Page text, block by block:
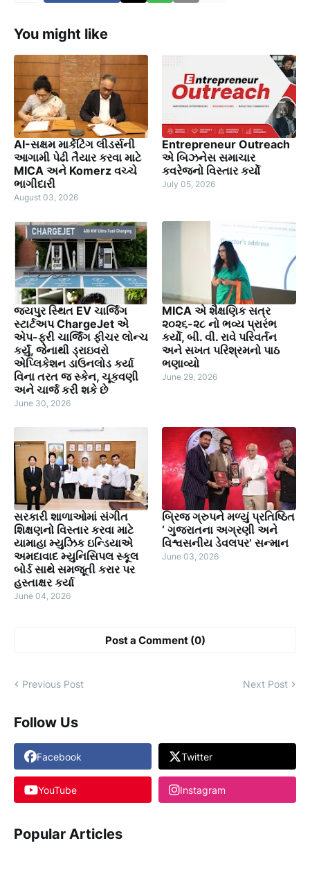
You might like
AI-સક્ષમ માર્કેટિંગ લીડર્સની
આગામી પેઢી તૈયાર કરવા માટે
MICA અને Komerz વચ્ચે
ભાગીદારી
August 03, 2026
Entrepreneur Outreach
એ બિઝનેસ સમાચાર
કવરેજનો વિસ્તાર કર્યો
July 05, 2026
જયપુર સ્થિત EV ચાર્જિંગ
સ્ટાર્ટઅપ ChargeJet એ
એપ-ફ્રી ચાર્જિંગ ફીચર લોન્ચ
કર્યું, જેનાથી ડ્રાઇવરો
એપ્લિકેશન ડાઉનલોડ કર્યા
વિના તરત જ સ્કેન, ચૂકવણી
અને ચાર્જ કરી શકે છે
June 30, 2026
MICA એ શૈક્ષણિક સત્ર
૨૦૨૬-૨૮ નો ભવ્ય પ્રારંભ
કર્યો, બી. વી. રાવે પરિવર્તન
અને સખત પરિશ્રમનો પાઠ
ભણાવ્યો
June 29, 2026
સરકારી શાળાઓમાં સંગીત
શિક્ષણનો વિસ્તાર કરવા માટે
યામાહા મ્યુઝિક ઇન્ડિયાએ
અમદાવાદ મ્યુનિસિપલ સ્કૂલ
બોર્ડ સાથે સમજૂતી કરાર પર
હસ્તાક્ષર કર્યા
June 04, 2026
બ્રિજ ગ્રુપને મળ્યું પ્રતિષ્ઠિત
‘ ગુજરાતના અગ્રણી અને
વિશ્વસનીય ડેવલપર’ સન્માન
June 03, 2026
Post a Comment (0)
Previous Post Next Post
Follow Us
Facebook Twitter
YouTube Instagram
Popular Articles